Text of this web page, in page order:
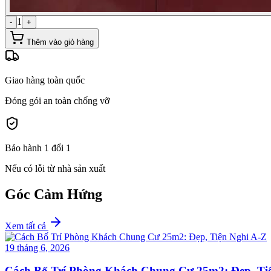
- 1 +
Thêm vào giỏ hàng
Giao hàng toàn quốc
Đóng gói an toàn chống vỡ
Bảo hành 1 đổi 1
Nếu có lỗi từ nhà sản xuất
Góc Cảm Hứng
Xem tất cả
19 tháng 6, 2026